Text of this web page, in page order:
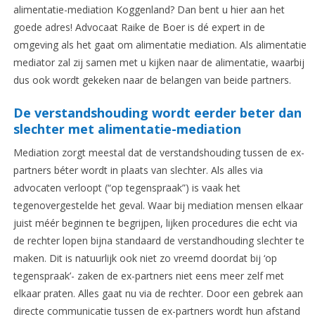
alimentatie-mediation Koggenland? Dan bent u hier aan het
goede adres! Advocaat Raike de Boer is dé expert in de
omgeving als het gaat om alimentatie mediation. Als alimentatie
mediator zal zij samen met u kijken naar de alimentatie, waarbij
dus ook wordt gekeken naar de belangen van beide partners.
De verstandshouding wordt eerder beter dan
slechter met alimentatie-mediation
Mediation zorgt meestal dat de verstandshouding tussen de ex-
partners béter wordt in plaats van slechter. Als alles via
advocaten verloopt (“op tegenspraak”) is vaak het
tegenovergestelde het geval. Waar bij mediation mensen elkaar
juist méér beginnen te begrijpen, lijken procedures die echt via
de rechter lopen bijna standaard de verstandhouding slechter te
maken. Dit is natuurlijk ook niet zo vreemd doordat bij ‘op
tegenspraak’- zaken de ex-partners niet eens meer zelf met
elkaar praten. Alles gaat nu via de rechter. Door een gebrek aan
directe communicatie tussen de ex-partners wordt hun afstand